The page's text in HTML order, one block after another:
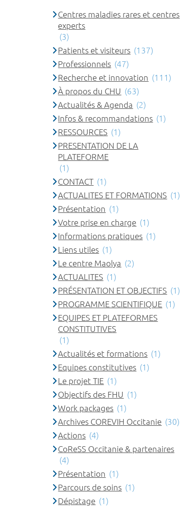
Centres maladies rares et centres
experts
(3)
Patients et visiteurs (137)
Professionnels (47)
Recherche et innovation (111)
À propos du CHU (63)
Actualités & Agenda (2)
Infos & recommandations (1)
RESSOURCES (1)
PRESENTATION DE LA
PLATEFORME
(1)
CONTACT (1)
ACTUALITES ET FORMATIONS (1)
Présentation (1)
Votre prise en charge (1)
Informations pratiques (1)
Liens utiles (1)
Le centre Maolya (2)
ACTUALITES (1)
PRÉSENTATION ET OBJECTIFS (1)
PROGRAMME SCIENTIFIQUE (1)
EQUIPES ET PLATEFORMES
CONSTITUTIVES
(1)
Actualités et formations (1)
Equipes constitutives (1)
Le projet TIE (1)
Objectifs des FHU (1)
Work packages (1)
Archives COREVIH Occitanie (30)
Actions (4)
CoReSS Occitanie & partenaires
(4)
Présentation (1)
Parcours de soins (1)
Dépistage (1)